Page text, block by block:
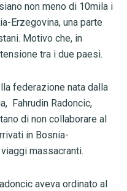
non meno di 10mila i
Erzegovina, una parte
Motivo che, in
tra i due paesi.
federazione nata dalla
Fahrudin Radoncic,
di non collaborare al
in Bosnia-
massacranti.
aveva ordinato al